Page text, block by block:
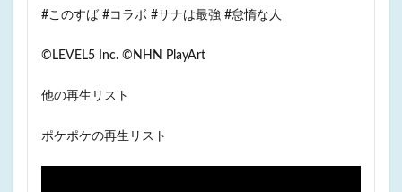
#このすば #コラボ #サナは最強 #怠惰な人
©LEVEL5 Inc. ©NHN PlayArt
他の再生リスト
ポケポケの再生リスト